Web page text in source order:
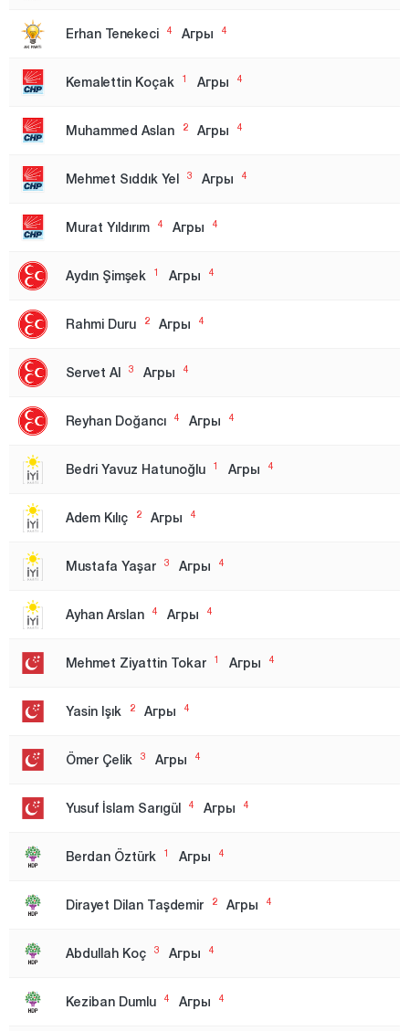
Амасья
Анкара
Зона 2
Зона 3
Ардахан
Артвин
Балыкесир
Бартын
Байбурт
Биледжик
Битлис
Болу
Бурдур
Бурса
Чанаккале
Чанкыры
Денизли
Диярбакыр
Эдирне
Эрзинджан
Эрзурум
Erhan Tenekeci 4 Агры 4
Kemalettin Koçak 1 Агры 4
Muhammed Aslan 2 Агры 4
Mehmet Sıddık Yel 3 Агры 4
Murat Yıldırım 4 Агры 4
Aydın Şimşek 1 Агры 4
Rahmi Duru 2 Агры 4
Servet Al 3 Агры 4
Reyhan Doğancı 4 Агры 4
Bedri Yavuz Hatunoğlu 1 Агры 4
Adem Kılıç 2 Агры 4
Mustafa Yaşar 3 Агры 4
Ayhan Arslan 4 Агры 4
Mehmet Ziyattin Tokar 1 Агры 4
Yasin Işık 2 Агры 4
Ömer Çelik 3 Агры 4
Yusuf İslam Sarıgül 4 Агры 4
Berdan Öztürk 1 Агры 4
Dirayet Dilan Taşdemir 2 Агры 4
Abdullah Koç 3 Агры 4
Keziban Dumlu 4 Агры 4